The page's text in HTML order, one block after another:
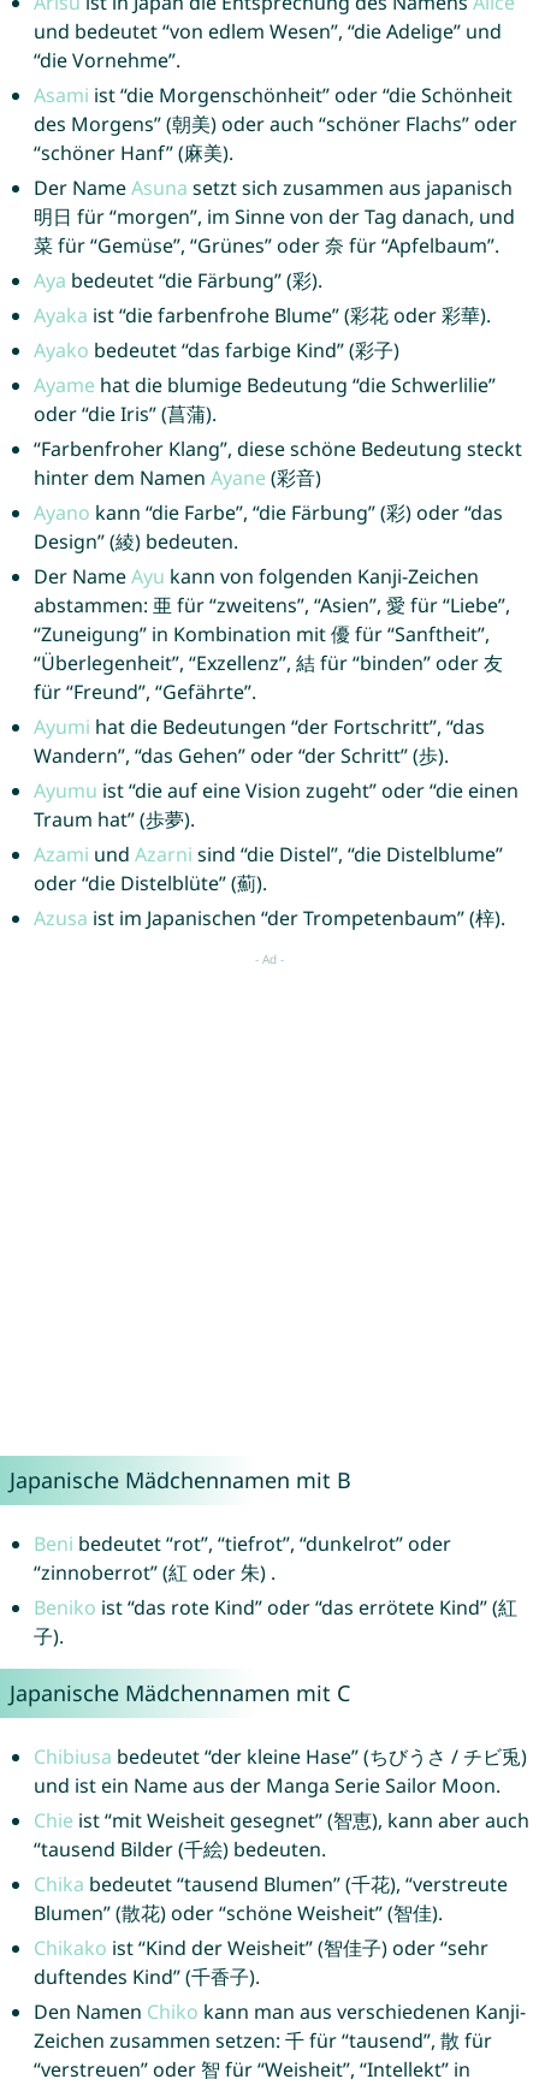
und bedeutet “von edlem Wesen”, “die Adelige” und
“die Vornehme”.
Asami ist “die Morgenschönheit” oder “die Schönheit
des Morgens” (朝美) oder auch “schöner Flachs” oder
“schöner Hanf” (麻美).
Der NameAsuna setzt sich zusammen aus japanisch
明日 für “morgen”, im Sinne von der Tag danach, und
菜 für “Gemüse”, “Grünes” oder 奈 für “Apfelbaum”.
Aya bedeutet “die Färbung” (彩).
Ayaka ist “die farbenfrohe Blume” (彩花 oder 彩華).
Ayako bedeutet “das farbige Kind” (彩子)
Ayame hat die blumige Bedeutung “die Schwerlilie”
oder “die Iris” (菖蒲).
“Farbenfroher Klang”, diese schöne Bedeutung steckt
hinter dem Namen Ayane (彩音)
Ayano kann “die Farbe”, “die Färbung” (彩) oder “das
Design” (綾) bedeuten.
Der NameAyu kann von folgenden Kanji-Zeichen
abstammen: 亜 für “zweitens”, “Asien”, 愛 für “Liebe”,
“Zuneigung” in Kombination mit 優 für “Sanftheit”,
“Überlegenheit”, “Exzellenz”, 結 für “binden” oder 友
für “Freund”, “Gefährte”.
Ayumi hat die Bedeutungen “der Fortschritt”, “das
Wandern”, “das Gehen” oder “der Schritt” (歩).
Ayumu ist “die auf eine Vision zugeht” oder “die einen
Traum hat” (歩夢).
Azami und Azarni sind “die Distel”, “die Distelblume”
oder “die Distelblüte” (薊).
Azusa ist im Japanischen “der Trompetenbaum” (梓).
Japanische Mädchennamen mit B
Beni bedeutet “rot”, “tiefrot”, “dunkelrot” oder
“zinnoberrot” (紅 oder 朱) .
Beniko ist “das rote Kind” oder “das errötete Kind” (紅
子).
Japanische Mädchennamen mit C
Chibiusa bedeutet “der kleine Hase” (ちびうさ / チビ兎)
und ist ein Name aus der Manga Serie Sailor Moon.
Chie ist “mit Weisheit gesegnet” (智恵), kann aber auch
“tausend Bilder (千絵) bedeuten.
Chika bedeutet “tausend Blumen” (千花), “verstreute
Blumen” (散花) oder “schöne Weisheit” (智佳).
Chikako ist “Kind der Weisheit” (智佳子) oder “sehr
duftendes Kind” (千香子).
Den Namen Chiko kann man aus verschiedenen Kanji-
Zeichen zusammen setzen: 千 für “tausend”, 散 für
“verstreuen” oder 智 für “Weisheit”, “Intellekt” in